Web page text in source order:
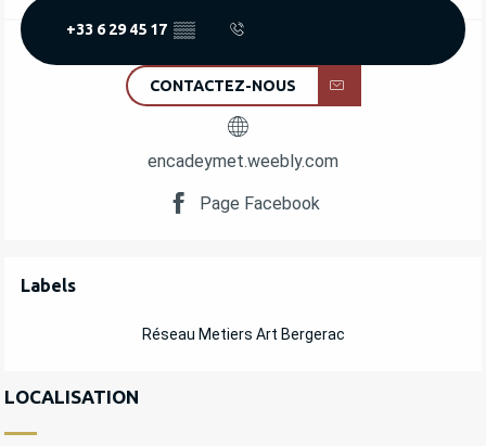
+33 6 29 45 17 ▒▒
CONTACTEZ-NOUS
encadeymet.weebly.com
Page Facebook
OFFRES DE PRESTATIONS
Labels
Labels
Réseau Metiers Art Bergerac
LOCALISATION